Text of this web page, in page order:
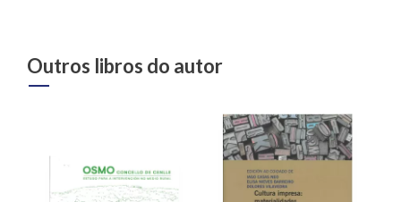
Outros libros do autor